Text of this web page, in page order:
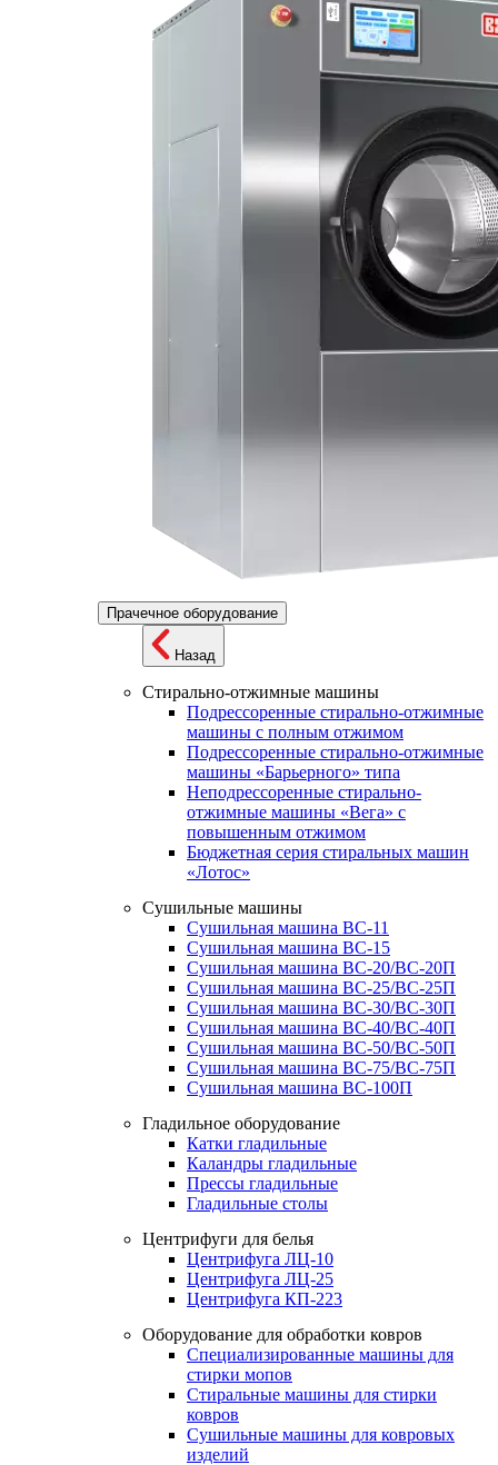
Прачечное оборудование
Назад
Стирально-отжимные машины
Подрессоренные стирально-отжимные
машины с полным отжимом
Подрессоренные стирально-отжимные
машины «Барьерного» типа
Неподрессоренные стирально-
отжимные машины «Вега» с
повышенным отжимом
Бюджетная серия стиральных машин
«Лотос»
Сушильные машины
Сушильная машина ВС-11
Сушильная машина ВС-15
Сушильная машина ВС-20/ВС-20П
Сушильная машина ВС-25/ВС-25П
Сушильная машина ВС-30/ВС-30П
Сушильная машина ВС-40/ВС-40П
Сушильная машина ВС-50/ВС-50П
Сушильная машина ВС-75/ВС-75П
Сушильная машина ВС-100П
Гладильное оборудование
Катки гладильные
Каландры гладильные
Прессы гладильные
Гладильные столы
Центрифуги для белья
Центрифуга ЛЦ-10
Центрифуга ЛЦ-25
Центрифуга КП-223
Оборудование для обработки ковров
Специализированные машины для
стирки мопов
Стиральные машины для стирки
ковров
Сушильные машины для ковровых
изделий